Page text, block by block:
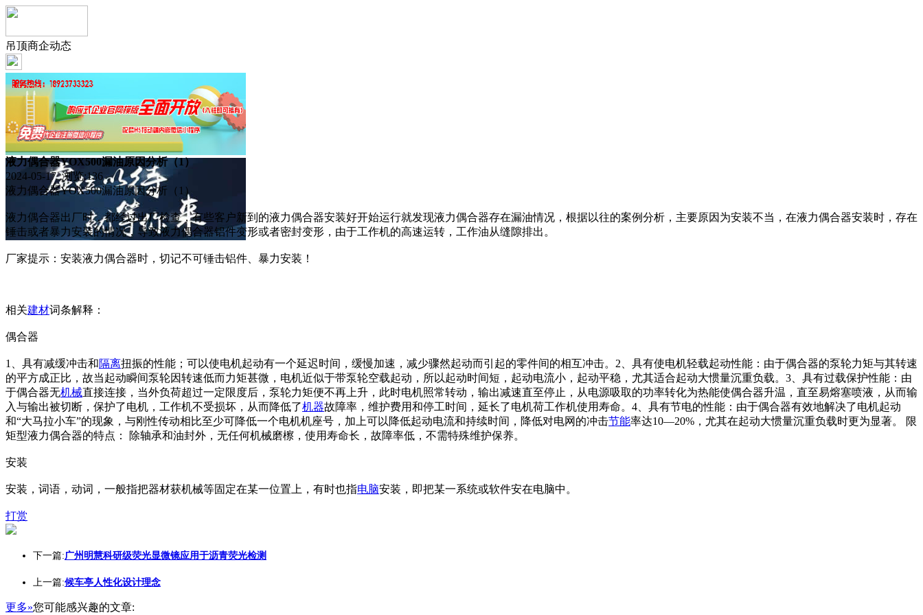
吊顶商企动态
液力偶合器YOX500漏油原因分析（1）
2024-05-17 浏览:136
液力偶合器YOX500漏油原因分析（1）
液力偶合器出厂时，都经过出厂检查，有些客户新到的液力偶合器安装好开始运行就发现液力偶合器存在漏油情况，根据以往的案例分析，主要原因为安装不当，在液力偶合器安装时，存在
锤击或者暴力安装的情况，导致液力偶合器铝件变形或者密封变形，由于工作机的高速运转，工作油从缝隙排出。
厂家提示：安装液力偶合器时，切记不可锤击铝件、暴力安装！
相关建材词条解释：
偶合器
1、具有减缓冲击和隔离扭振的性能；可以使电机起动有一个延迟时间，缓慢加速，减少骤然起动而引起的零件间的相互冲击。2、具有使电机轻载起动性能：由于偶合器的泵轮力矩与其转速
的平方成正比，故当起动瞬间泵轮因转速低而力矩甚微，电机近似于带泵轮空载起动，所以起动时间短，起动电流小，起动平稳，尤其适合起动大惯量沉重负载。3、具有过载保护性能：由
于偶合器无机械直接连接，当外负荷超过一定限度后，泵轮力矩便不再上升，此时电机照常转动，输出减速直至停止，从电源吸取的功率转化为热能使偶合器升温，直至易熔塞喷液，从而输
入与输出被切断，保护了电机，工作机不受损坏，从而降低了机器故障率，维护费用和停工时间，延长了电机荷工作机使用寿命。4、具有节电的性能：由于偶合器有效地解决了电机起动
和“大马拉小车”的现象，与刚性传动相比至少可降低一个电机机座号，加上可以降低起动电流和持续时间，降低对电网的冲击节能率达10—20%，尤其在起动大惯量沉重负载时更为显著。 限
矩型液力偶合器的特点： 除轴承和油封外，无任何机械磨檫，使用寿命长，故障率低，不需特殊维护保养。
安装
安装，词语，动词，一般指把器材获机械等固定在某一位置上，有时也指电脑安装，即把某一系统或软件安在电脑中。
打赏
下一篇:广州明慧科研级荧光显微镜应用于沥青荧光检测
上一篇:候车亭人性化设计理念
更多»您可能感兴趣的文章: